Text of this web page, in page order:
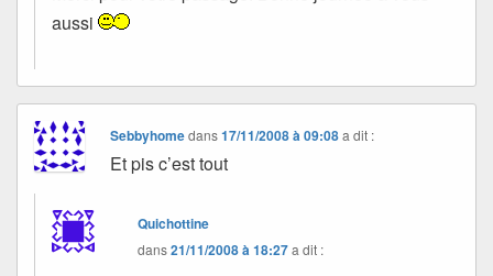
aussi
Sebbyhomedans17/11/2008 à 09:08 a dit :
Et pis c’est tout
Quichottine
dans21/11/2008 à 18:27a dit :